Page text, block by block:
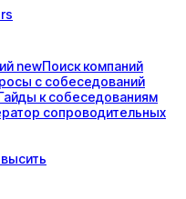
newПоисккомпаний
с собеседований
ксобеседованиям
сопроводительных